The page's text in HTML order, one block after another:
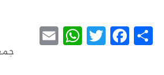
Share
Facebook
Twitter
جمعة,